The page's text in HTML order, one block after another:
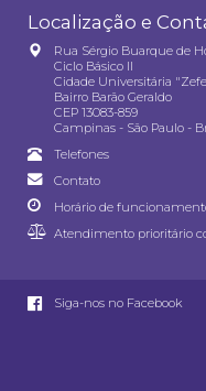
Localização e
Rua Sérgio Buarque de
Ciclo Básico II
Cidade Universitária
Bairro Barão Geraldo
CEP 13083-859
Campinas - São Paulo -
Telefones
Contato
Horário de
Atendimento prioritário
Siga-nos no Facebook